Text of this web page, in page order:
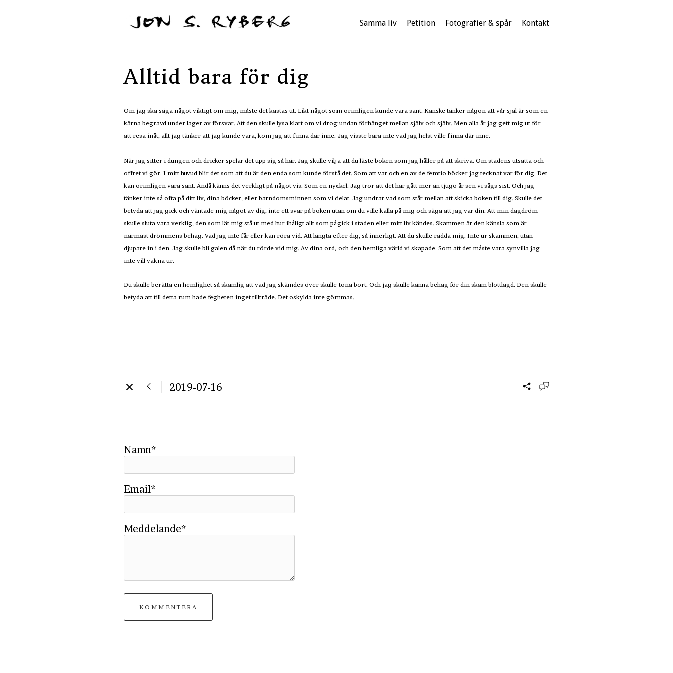
Samma liv Petition Fotografier & spår Kontakt
Alltid bara för dig
Om jag ska säga något viktigt om mig, måste det kastas ut. Likt något som orimligen kunde vara sant. Kanske tänker någon att vår själ är som en
kärna begravd under lager av försvar. Att den skulle lysa klart om vi drog undan förhänget mellan själv och själv. Men alla år jag gett mig ut för
att resa inåt, allt jag tänker att jag kunde vara, kom jag att finna där inne. Jag visste bara inte vad jag helst ville finna där inne.
När jag sitter i dungen och dricker spelar det upp sig så här. Jag skulle vilja att du läste boken som jag håller på att skriva. Om stadens utsatta och
offret vi gör. I mitt huvud blir det som att du är den enda som kunde förstå det. Som att var och en av de femtio böcker jag tecknat var för dig. Det
kan orimligen vara sant. Ändå känns det verkligt på något vis. Som en nyckel. Jag tror att det har gått mer än tjugo år sen vi sågs sist. Och jag
tänker inte så ofta på ditt liv, dina böcker, eller barndomsminnen som vi delat. Jag undrar vad som står mellan att skicka boken till dig. Skulle det
betyda att jag gick och väntade mig något av dig, inte ett svar på boken utan om du ville kalla på mig och säga att jag var din. Att min dagdröm
skulle sluta vara verklig, den som lät mig stå ut med hur ihåligt allt som pågick i staden eller mitt liv kändes. Skammen är den känsla som är
närmast drömmens behag. Vad jag inte får eller kan röra vid. Att längta efter dig, så innerligt. Att du skulle rädda mig. Inte ur skammen, utan
djupare in i den. Jag skulle bli galen då när du rörde vid mig. Av dina ord, och den hemliga värld vi skapade. Som att det måste vara synvilla jag
inte vill vakna ur.
Du skulle berätta en hemlighet så skamlig att vad jag skämdes över skulle tona bort. Och jag skulle känna behag för din skam blottlagd. Den skulle
betyda att till detta rum hade fegheten inget tillträde. Det oskylda inte gömmas.
2019-07-16
Namn*
Email*
Meddelande*
KOMMENTERA